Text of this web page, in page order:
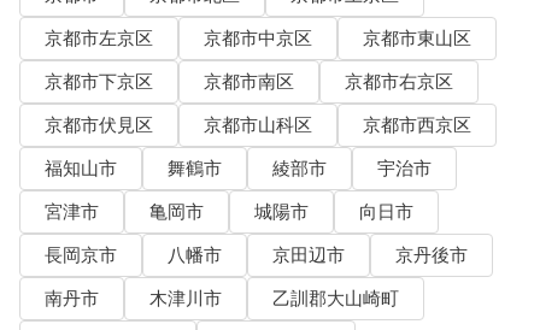
京都市左京区
京都市中京区
京都市東山区
京都市下京区
京都市南区
京都市右京区
京都市伏見区
京都市山科区
京都市西京区
福知山市
舞鶴市 綾部市
宇治市
宮津市
亀岡市 城陽市
向日市
長岡京市
八幡市 京田辺市
京丹後市
南丹市
木津川市
乙訓郡大山崎町